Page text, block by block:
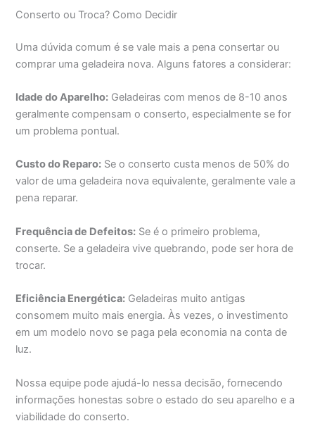
Conserto ou Troca? Como Decidir
Uma dúvida comum é se vale mais a pena consertar ou
comprar uma geladeira nova. Alguns fatores a considerar:
Idade do Aparelho: Geladeiras com menos de 8-10 anos
geralmente compensam o conserto, especialmente se for
um problema pontual.
Custo do Reparo: Se o conserto custa menos de 50% do
valor de uma geladeira nova equivalente, geralmente vale a
pena reparar.
Frequência de Defeitos: Se é o primeiro problema,
conserte. Se a geladeira vive quebrando, pode ser hora de
trocar.
Eficiência Energética: Geladeiras muito antigas
consomem muito mais energia. Às vezes, o investimento
em um modelo novo se paga pela economia na conta de
luz.
Nossa equipe pode ajudá-lo nessa decisão, fornecendo
informações honestas sobre o estado do seu aparelho e a
viabilidade do conserto.